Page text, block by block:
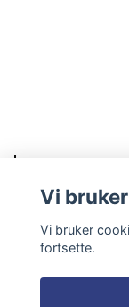
Les mer
Vi
Vi bruker
fortsette.